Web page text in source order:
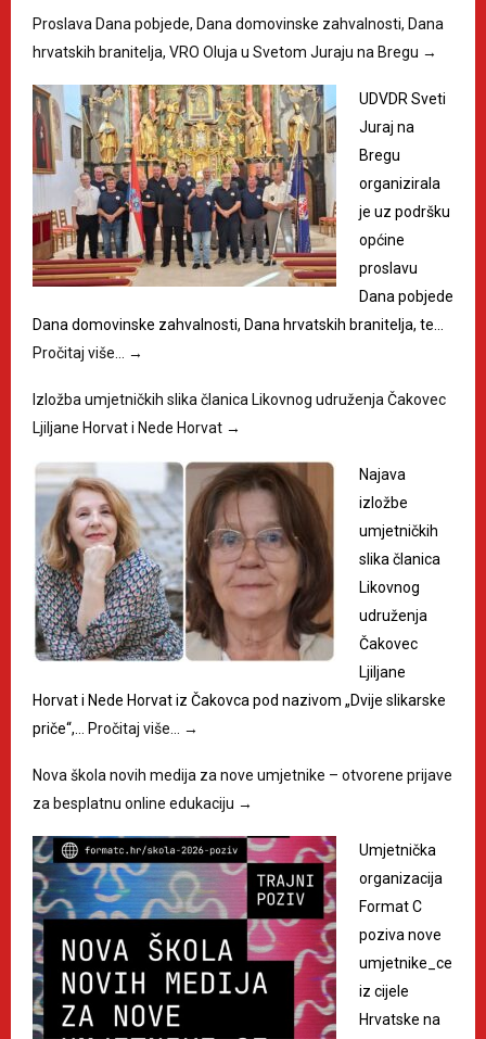
Proslava Dana pobjede, Dana domovinske zahvalnosti, Dana
hrvatskih branitelja, VRO Oluja u Svetom Juraju na Bregu →
UDVDR Sveti
Juraj na
Bregu
organizirala
je uz podršku
općine
proslavu
Dana pobjede
Dana domovinske zahvalnosti, Dana hrvatskih branitelja, te…
Pročitaj više… →
Izložba umjetničkih slika članica Likovnog udruženja Čakovec
Ljiljane Horvat i Nede Horvat →
Najava
izložbe
umjetničkih
slika članica
Likovnog
udruženja
Čakovec
Ljiljane
Horvat i Nede Horvat iz Čakovca pod nazivom „Dvije slikarske
priče“,… Pročitaj više… →
Nova škola novih medija za nove umjetnike – otvorene prijave
za besplatnu online edukaciju →
Umjetnička
organizacija
Format C
poziva nove
umjetnike_ce
iz cijele
Hrvatske na